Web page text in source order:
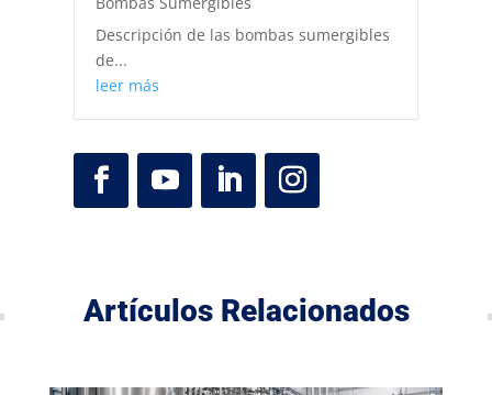
Descripción de las bombas sumergibles
de...
leer más
Artículos Relacionados